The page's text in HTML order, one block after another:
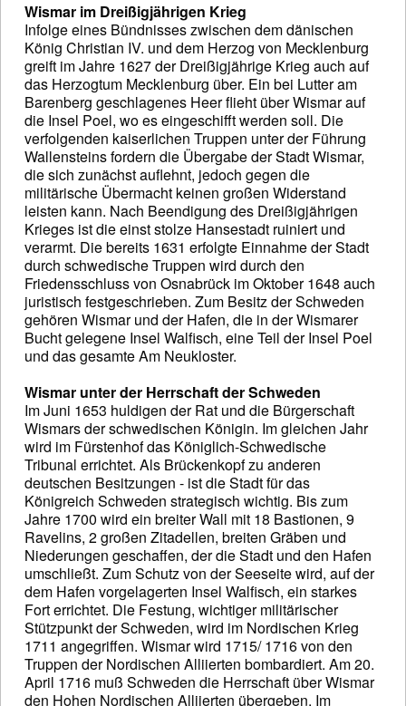
Wismar im Dreißigjährigen Krieg
Infolge eines Bündnisses zwischen dem dänischen
König Christian IV. und dem Herzog von Mecklenburg
greift im Jahre 1627 der Dreißigjährige Krieg auch auf
das Herzogtum Mecklenburg über. Ein bei Lutter am
Barenberg geschlagenes Heer flieht über Wismar auf
die Insel Poel, wo es eingeschifft werden soll. Die
verfolgenden kaiserlichen Truppen unter der Führung
Wallensteins fordern die Übergabe der Stadt Wismar,
die sich zunächst auflehnt, jedoch gegen die
militärische Übermacht keinen großen Widerstand
leisten kann. Nach Beendigung des Dreißigjährigen
Krieges ist die einst stolze Hansestadt ruiniert und
verarmt. Die bereits 1631 erfolgte Einnahme der Stadt
durch schwedische Truppen wird durch den
Friedensschluss von Osnabrück im Oktober 1648 auch
juristisch festgeschrieben. Zum Besitz der Schweden
gehören Wismar und der Hafen, die in der Wismarer
Bucht gelegene Insel Walfisch, eine Teil der Insel Poel
und das gesamte Am Neukloster.
Wismar unter der Herrschaft der Schweden
Im Juni 1653 huldigen der Rat und die Bürgerschaft
Wismars der schwedischen Königin. Im gleichen Jahr
wird im Fürstenhof das Königlich-Schwedische
Tribunal errichtet. Als Brückenkopf zu anderen
deutschen Besitzungen - ist die Stadt für das
Königreich Schweden strategisch wichtig. Bis zum
Jahre 1700 wird ein breiter Wall mit 18 Bastionen, 9
Ravelins, 2 großen Zitadellen, breiten Gräben und
Niederungen geschaffen, der die Stadt und den Hafen
umschließt. Zum Schutz von der Seeseite wird, auf der
dem Hafen vorgelagerten Insel Walfisch, ein starkes
Fort errichtet. Die Festung, wichtiger militärischer
Stützpunkt der Schweden, wird im Nordischen Krieg
1711 angegriffen. Wismar wird 1715/ 1716 von den
Truppen der Nordischen Alliierten bombardiert. Am 20.
April 1716 muß Schweden die Herrschaft über Wismar
den Hohen Nordischen Alliierten übergeben. Im